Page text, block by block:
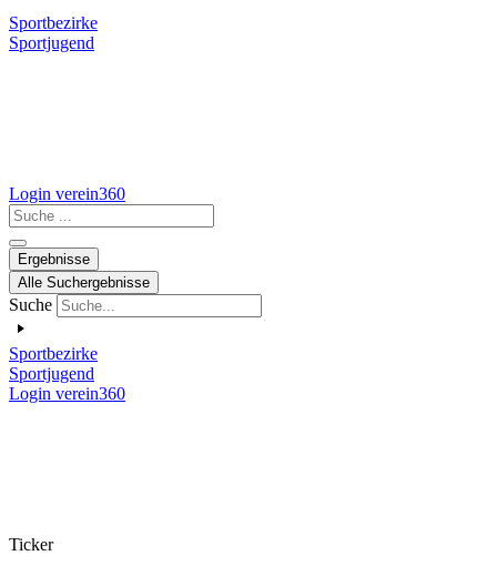
Sportbezirke
Sportjugend
Login verein360
Search
...
Ergebnisse
Alle Suchergebnisse
Suche
Sportbezirke
Sportjugend
Login verein360
Ticker